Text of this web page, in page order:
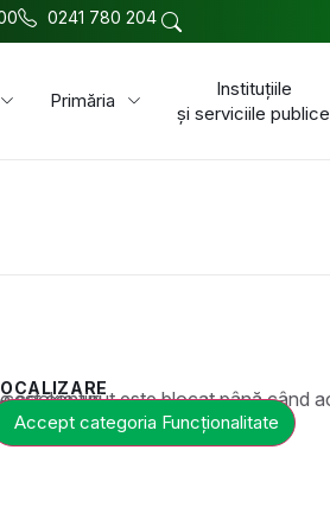
0241 780 204
Primăria
Instituțiile
și serviciile publice
este blocat până când acceptați categoria corespunzătoare de cookie-uri.
Accept categoria Funcționalitate